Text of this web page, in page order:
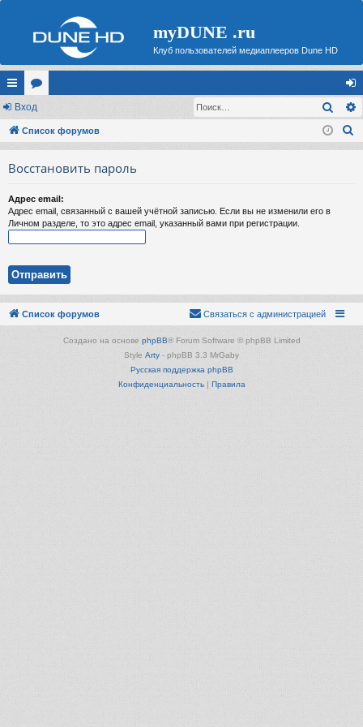
myDUNE .ru
Клуб пользователей медиаплееров Dune HD
с
ы
ор
ум
хо
д
Вход
Список форумов
Восстановить пароль
Адрес email:
Адрес email, связанный с вашей учётной записью. Если вы не изменили его в
Личном разделе, то это адрес email, указанный вами при регистрации.
Список форумов Связаться с администрацией
Создано на основе phpBB® Forum Software © phpBB Limited
Style Arty - phpBB 3.3 MrGaby
Русская поддержка phpBB
Конфиденциальность| Правила